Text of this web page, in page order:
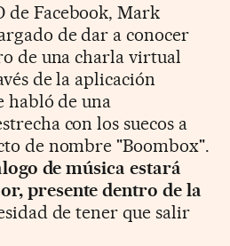
de Facebook, Mark
de dar a conocer
de una charla virtual
de la aplicación
habló de una
con los suecos a
de nombre "Boombox".
de música estará
presente dentro de la
de tener que salir